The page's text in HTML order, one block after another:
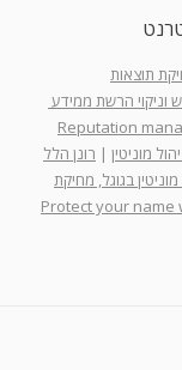
תוצאות
וניקוי הרשת ממידע
Reputation
מוניטין | רונן הלל
בגוגל, מחיקת
Protect your name